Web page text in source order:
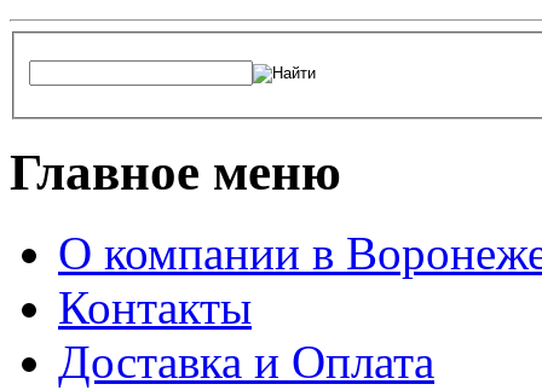
Главное меню
О компании в
Контакты
Доставка и Оплата